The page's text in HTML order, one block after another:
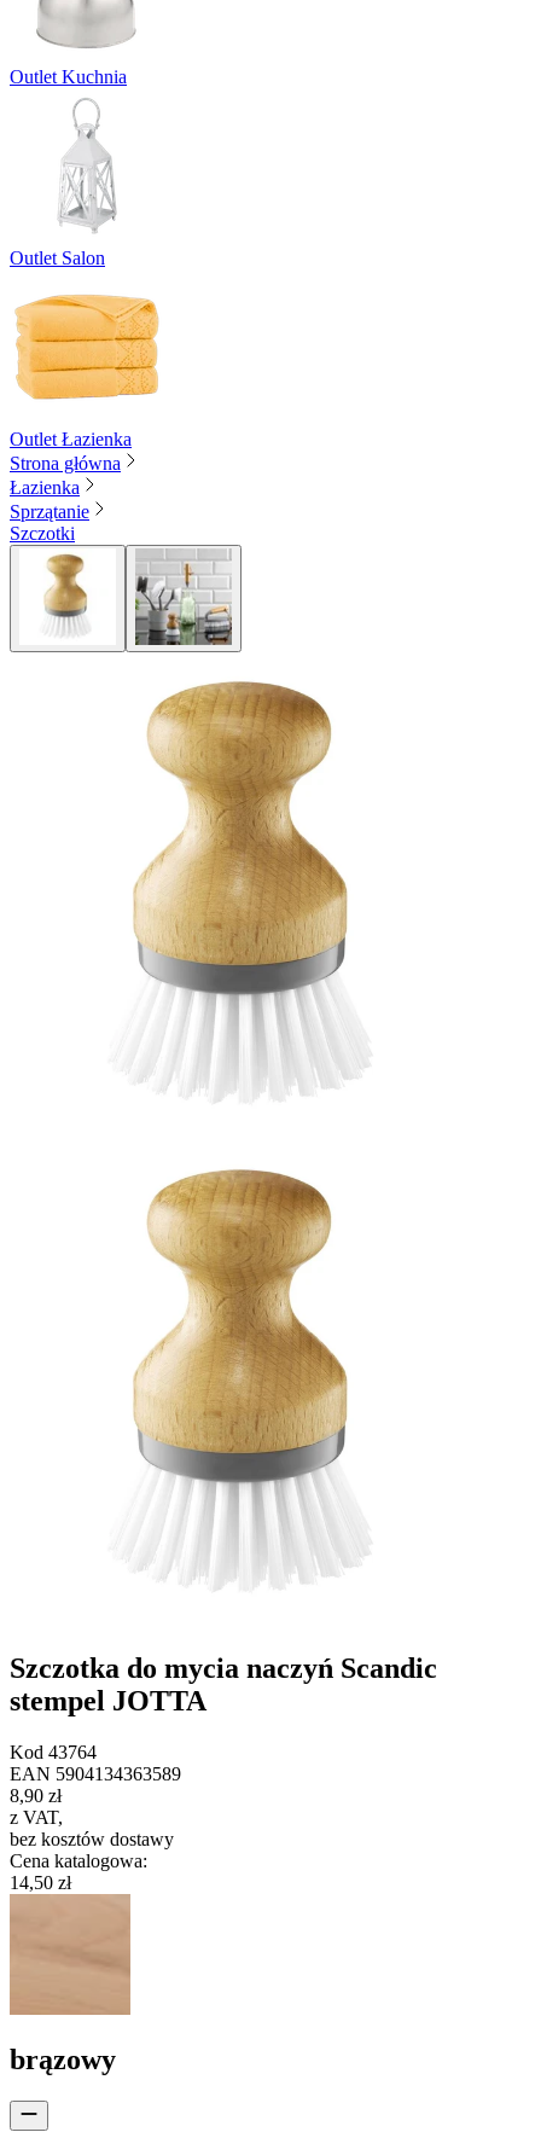
Outlet Kuchnia
Outlet Salon
Outlet Łazienka
Strona główna
Łazienka
Sprzątanie
Szczotki
Szczotka do mycia naczyń Scandic
stempel JOTTA
Kod 43764
EAN 5904134363589
8,90 zł
z VAT,
bez kosztów dostawy
Cena katalogowa:
14,50 zł
brązowy